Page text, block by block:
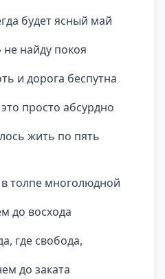
будет ясный май
не найду покоя
и дорога беспутна
просто абсурдно
жить по пять
толпе многолюдной
до восхода
где свобода,
до заката